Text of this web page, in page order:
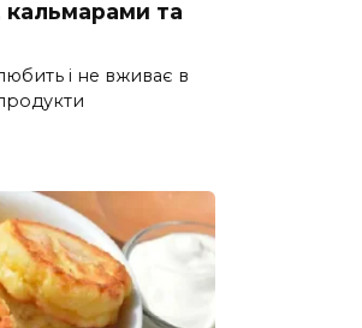
кальмарами та
і не вживає в